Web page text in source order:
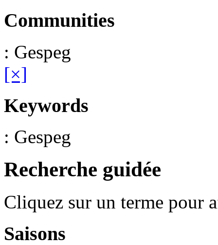
Communities
: Gespeg
[×]
Keywords
: Gespeg
Recherche guidée
Cliquez sur un terme pour
Saisons